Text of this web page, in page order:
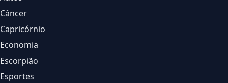
Câncer
Capricórnio
Economia
Escorpião
Esportes